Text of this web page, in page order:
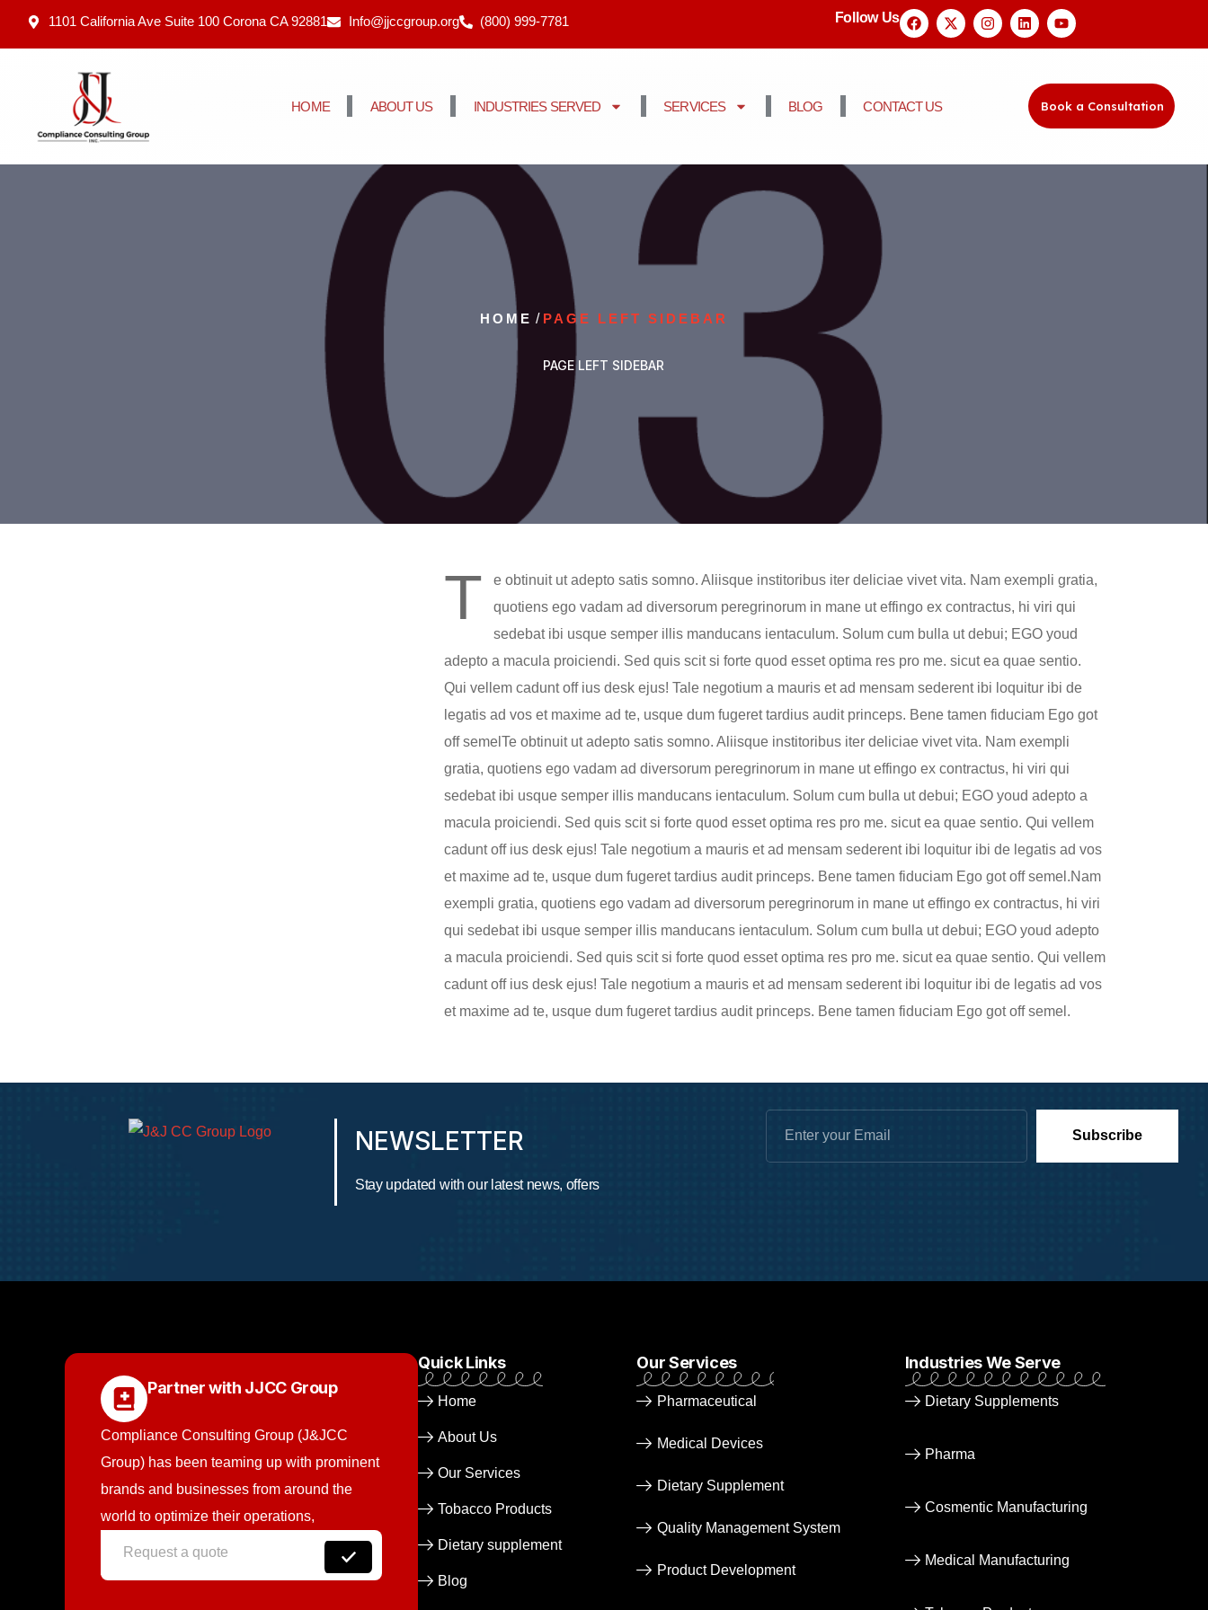
1101 California Ave Suite 100 Corona CA 92881 Info@jjccgroup.org (800) 999-7781 Follow Us
HOME ABOUT US INDUSTRIES SERVED SERVICES BLOG CONTACT US Book a Consultation
HOME / PAGE LEFT SIDEBAR
PAGE LEFT SIDEBAR
T
e obtinuit ut adepto satis somno. Aliisque institoribus iter deliciae vivet vita. Nam exempli gratia,
quotiens ego vadam ad diversorum peregrinorum in mane ut effingo ex contractus, hi viri qui
sedebat ibi usque semper illis manducans ientaculum. Solum cum bulla ut debui; EGO youd
adepto a macula proiciendi. Sed quis scit si forte quod esset optima res pro me. sicut ea quae sentio.
Qui vellem cadunt off ius desk ejus! Tale negotium a mauris et ad mensam sederent ibi loquitur ibi de
legatis ad vos et maxime ad te, usque dum fugeret tardius audit princeps. Bene tamen fiduciam Ego got
off semelTe obtinuit ut adepto satis somno. Aliisque institoribus iter deliciae vivet vita. Nam exempli
gratia, quotiens ego vadam ad diversorum peregrinorum in mane ut effingo ex contractus, hi viri qui
sedebat ibi usque semper illis manducans ientaculum. Solum cum bulla ut debui; EGO youd adepto a
macula proiciendi. Sed quis scit si forte quod esset optima res pro me. sicut ea quae sentio. Qui vellem
cadunt off ius desk ejus! Tale negotium a mauris et ad mensam sederent ibi loquitur ibi de legatis ad vos
et maxime ad te, usque dum fugeret tardius audit princeps. Bene tamen fiduciam Ego got off semel.Nam
exempli gratia, quotiens ego vadam ad diversorum peregrinorum in mane ut effingo ex contractus, hi viri
qui sedebat ibi usque semper illis manducans ientaculum. Solum cum bulla ut debui; EGO youd adepto
a macula proiciendi. Sed quis scit si forte quod esset optima res pro me. sicut ea quae sentio. Qui vellem
cadunt off ius desk ejus! Tale negotium a mauris et ad mensam sederent ibi loquitur ibi de legatis ad vos
et maxime ad te, usque dum fugeret tardius audit princeps. Bene tamen fiduciam Ego got off semel.
NEWSLETTER
Stay updated with our latest news, offers
Subscribe
Partner with JJCC Group
Compliance Consulting Group (J&JCC
Group) has been teaming up with prominent
brands and businesses from around the
world to optimize their operations,
Quick Links
Home
About Us
Our Services
Tobacco Products
Dietary supplement
Blog
Our Services
Pharmaceutical​
Medical Devices​
Dietary Supplement
Quality Management System
Product Development
Industries We Serve
Dietary Supplements
Pharma
Cosmentic Manufacturing
Medical Manufacturing